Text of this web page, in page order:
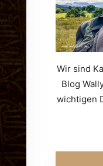
Wir sind
Blog
wichtigen